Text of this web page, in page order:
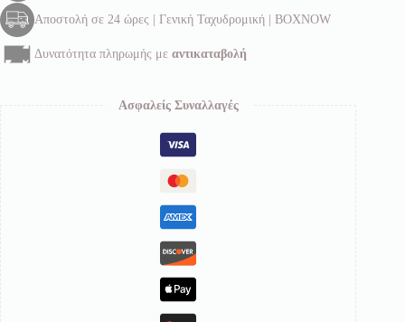
Αποστολή σε 24 ώρες | Γενική Ταχυδρομική | BOXNOW
Δυνατότητα πληρωμής με αντικαταβολή
Ασφαλείς Συναλλαγές